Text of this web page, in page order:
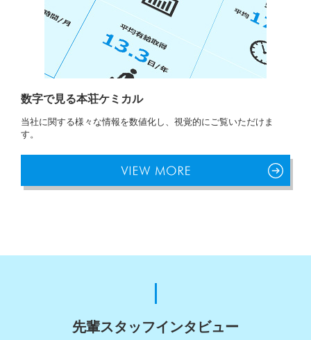
数字で見る本荘ケミカル
当社に関する様々な情報を数値化し、視覚的にご覧いただけま
す。
先輩スタッフインタビュー